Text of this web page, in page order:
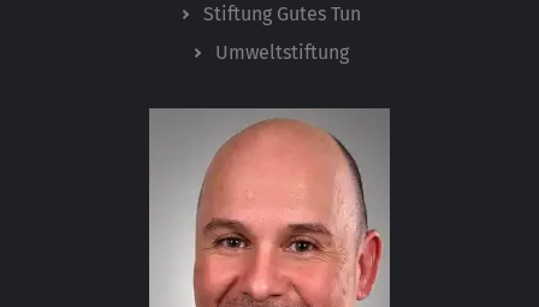
Stiftung Gutes Tun
Umweltstiftung